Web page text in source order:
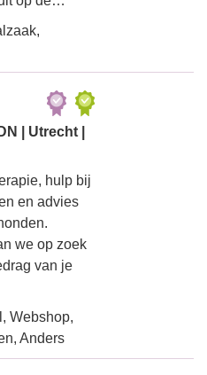
| Utrecht |
hulp bij
en advies
we op zoek
van je
Webshop,
Anders